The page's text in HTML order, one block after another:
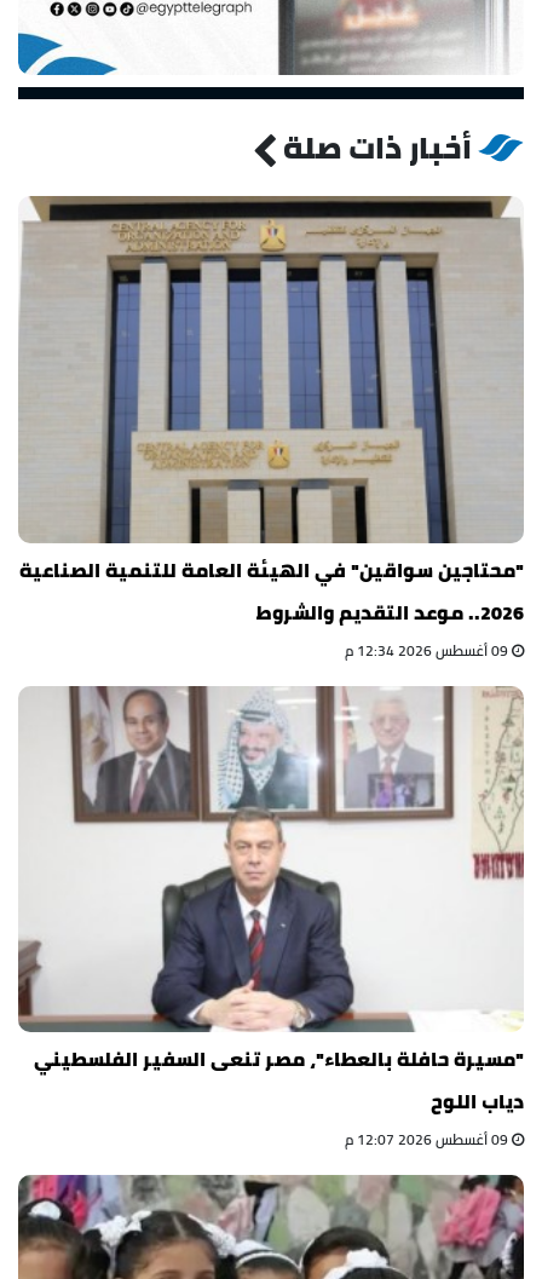
أخبار ذات صلة
"محتاجين سواقين" في الهيئة العامة للتنمية الصناعية
2026.. موعد التقديم والشروط
"مسيرة حافلة بالعطاء"، مصر تنعى السفير الفلسطيني
دياب اللوح